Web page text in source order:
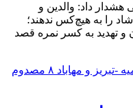
هشدار داد: والدین و
را به هیچ‌کس ندهند؛
و تهدید به کسر نمره قصد